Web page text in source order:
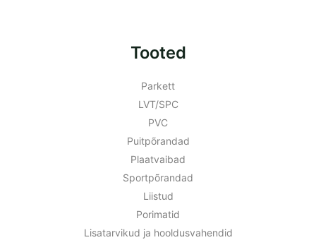
Tooted
Parkett
LVT/SPC
PVC
Puitpõrandad
Plaatvaibad
Sportpõrandad
Liistud
Porimatid
Lisatarvikud ja hooldusvahendid